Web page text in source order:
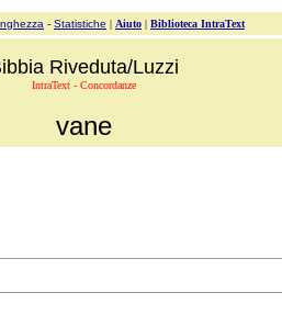
- Statistiche | Aiuto | Biblioteca IntraText
Riveduta/Luzzi
IntraText - Concordanze
vane